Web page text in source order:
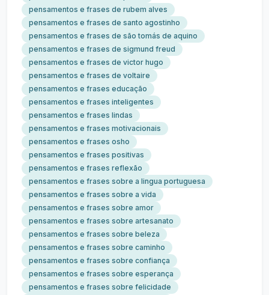
pensamentos e frases de rubem alves
pensamentos e frases de santo agostinho
pensamentos e frases de são tomás de aquino
pensamentos e frases de sigmund freud
pensamentos e frases de victor hugo
pensamentos e frases de voltaire
pensamentos e frases educação
pensamentos e frases inteligentes
pensamentos e frases lindas
pensamentos e frases motivacionais
pensamentos e frases osho
pensamentos e frases positivas
pensamentos e frases reflexão
pensamentos e frases sobre a lingua portuguesa
pensamentos e frases sobre a vida
pensamentos e frases sobre amor
pensamentos e frases sobre artesanato
pensamentos e frases sobre beleza
pensamentos e frases sobre caminho
pensamentos e frases sobre confiança
pensamentos e frases sobre esperança
pensamentos e frases sobre felicidade